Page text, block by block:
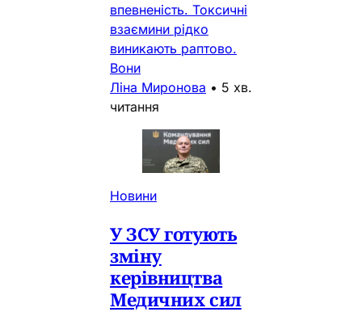
впевненість. Токсичні
взаємини рідко
виникають раптово.
Вони
Ліна Миронова • 5 хв.
читання
Новини
У ЗСУ готують
зміну
керівництва
Медичних сил